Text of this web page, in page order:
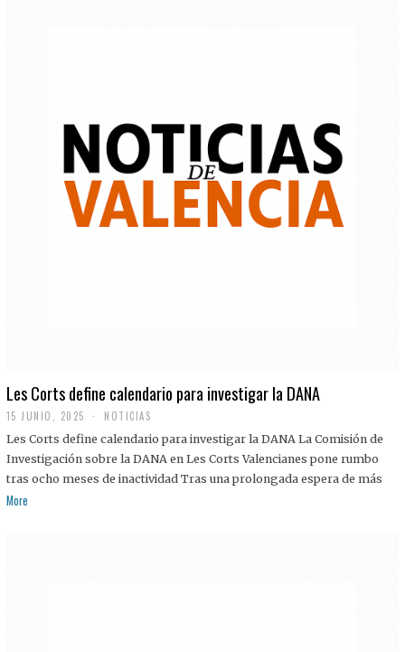
Les Corts define calendario para investigar la DANA
15 JUNIO, 2025 NOTICIAS
Les Corts define calendario para investigar la DANA La Comisión de
Investigación sobre la DANA en Les Corts Valencianes pone rumbo
tras ocho meses de inactividad Tras una prolongada espera de más
More